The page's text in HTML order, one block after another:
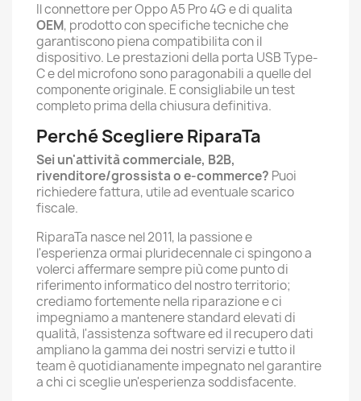
Il connettore per Oppo A5 Pro 4G e di qualita
OEM, prodotto con specifiche tecniche che
garantiscono piena compatibilita con il
dispositivo. Le prestazioni della porta USB Type-
C e del microfono sono paragonabili a quelle del
componente originale. E consigliabile un test
completo prima della chiusura definitiva.
Perché Scegliere RiparaTa
Sei un'attività commerciale, B2B,
rivenditore/grossista o e-commerce? Puoi
richiedere fattura, utile ad eventuale scarico
fiscale.
RiparaTa nasce nel 2011, la passione e
l'esperienza ormai pluridecennale ci spingono a
volerci affermare sempre più come punto di
riferimento informatico del nostro territorio;
crediamo fortemente nella riparazione e ci
impegniamo a mantenere standard elevati di
qualità, l'assistenza software ed il recupero dati
ampliano la gamma dei nostri servizi e tutto il
team è quotidianamente impegnato nel garantire
a chi ci sceglie un'esperienza soddisfacente.